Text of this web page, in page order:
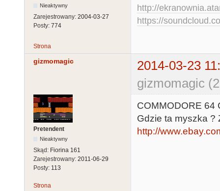
Nieaktywny
Zarejestrowany: 2004-03-27
Posty: 774
http://
https://
Strona
gizmomagic
2014-03-23
gizmomagic
Pretendent
Nieaktywny
Skąd: Fiorina 161
Zarejestrowany: 2011-06-29
Posty: 113
COMMODORE 64
Gdzie ta myszka ?
http://
Strona